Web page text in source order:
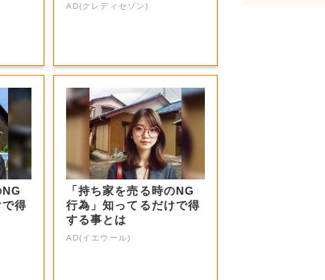
AD(クレディセゾン)
得
「持ち家を売る時のNG
行為」知ってるだけで得
する事とは
AD(イエウール)